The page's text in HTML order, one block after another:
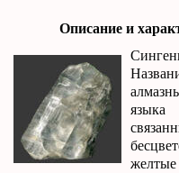
Описание и